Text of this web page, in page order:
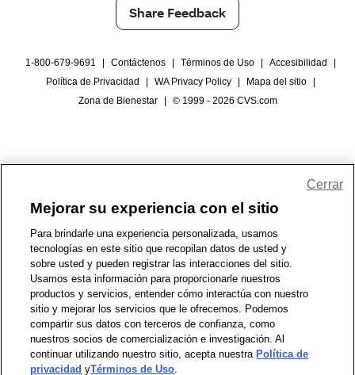
Share Feedback
1-800-679-9691 Contáctenos Términos de Uso Accesibilidad
Política de Privacidad
WA Privacy Policy Mapa del sitio
Zona de Bienestar
© 1999 - 2026 CVS.com
Mejorar su experiencia con el sitio
Para brindarle una experiencia personalizada, usamos
tecnologías en este sitio que recopilan datos de usted y
sobre usted y pueden registrar las interacciones del sitio.
Usamos esta información para proporcionarle nuestros
productos y servicios, entender cómo interactúa con nuestro
sitio y mejorar los servicios que le ofrecemos. Podemos
compartir sus datos con terceros de confianza, como
nuestros socios de comercialización e investigación. Al
continuar utilizando nuestro sitio, acepta nuestra Política de
privacidad yTérminos de Uso.
Cerrar